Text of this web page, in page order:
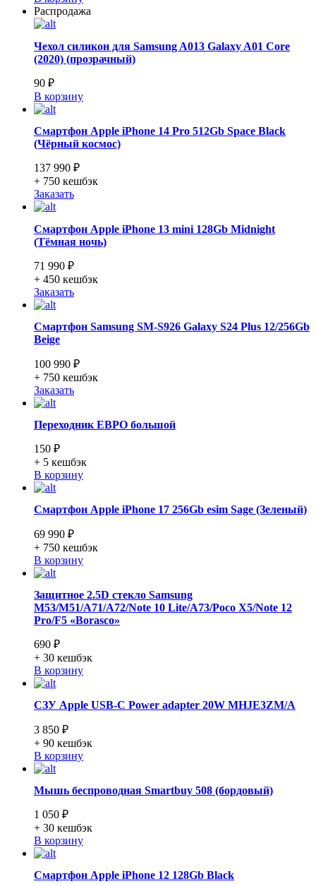
Распродажа
Чехол силикон для Samsung A013 Galaxy A01 Core
(2020) (прозрачный)
90 ₽
В корзину
Смартфон Apple iPhone 14 Pro 512Gb Space Black
(Чёрный космос)
137 990 ₽
+ 750 кешбэк
Заказать
Смартфон Apple iPhone 13 mini 128Gb Midnight
(Тёмная ночь)
71 990 ₽
+ 450 кешбэк
Заказать
Смартфон Samsung SM-S926 Galaxy S24 Plus 12/256Gb
Beige
100 990 ₽
+ 750 кешбэк
Заказать
Переходник ЕВРО большой
150 ₽
+ 5 кешбэк
В корзину
Смартфон Apple iPhone 17 256Gb esim Sage (Зеленый)
69 990 ₽
+ 750 кешбэк
В корзину
Защитное 2.5D стекло Samsung
M53/M51/A71/A72/Note 10 Lite/A73/Poco X5/Note 12
Pro/F5 «Borasco»
690 ₽
+ 30 кешбэк
В корзину
СЗУ Apple USB-C Power adapter 20W MHJE3ZM/A
3 850 ₽
+ 90 кешбэк
В корзину
Мышь беспроводная Smartbuy 508 (бордовый)
1 050 ₽
+ 30 кешбэк
В корзину
Смартфон Apple iPhone 12 128Gb Black